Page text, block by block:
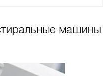
машины